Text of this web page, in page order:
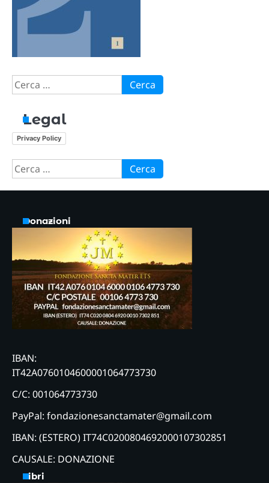
Ricerca
per:
Legal
Privacy Policy
Ricerca
per:
Donazioni
IBAN:
IT42A0760104600001064773730
C/C: 001064773730
PayPal: fondazionesanctamater@gmail.com
IBAN: (ESTERO) IT74C0200804692000107302851
CAUSALE: DONAZIONE
Libri